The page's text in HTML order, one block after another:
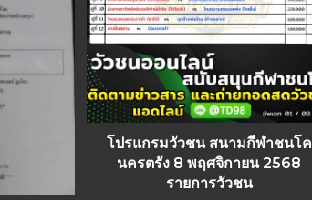
โปรแกรมวัวชน สนามกีฬาชนโค
นครตรัง 8 พฤศจิกายน 2568
รายการวัวชน